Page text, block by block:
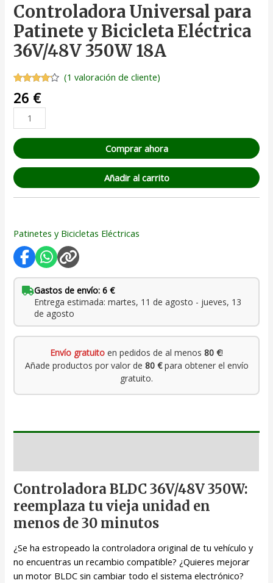
Controladora Universal para
Patinete y Bicicleta Eléctrica
36V/48V 350W 18A
con 4.00
de 5 en
base a
valoración
cliente
(1 valoración de cliente)
26 €
Comprar ahora
Añadir al carrito
Patinetes y Bicicletas Eléctricas
Gastos de envío: 6 €
Entrega estimada: martes, 11 de agosto - jueves, 13
de agosto
Envío gratuito en pedidos de al menos 80 €!
Añade productos por valor de 80 €para obtener el envío
gratuito.
Controladora BLDC 36V/48V 350W:
reemplaza tu vieja unidad en
menos de 30 minutos
¿Se ha estropeado la controladora original de tu vehículo y
no encuentras un recambio compatible? ¿Quieres mejorar
un motor BLDC sin cambiar todo el sistema electrónico?